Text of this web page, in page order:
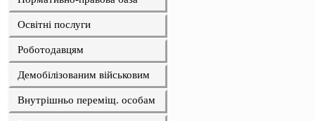
Освітні послуги
Роботодавцям
Демобілізованим військовим
Внутрішньо переміщ. особам